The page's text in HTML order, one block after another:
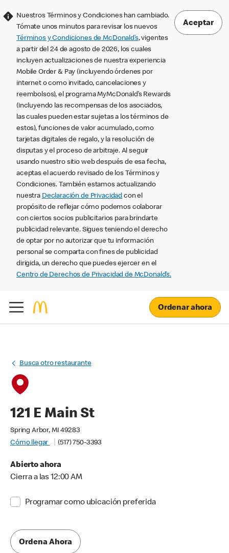
Nuestros Términos y Condiciones han cambiado.
Tómate unos minutos para revisar los nuevos
Términos y Condiciones de McDonald’s, vigentes
a partir del 24 de agosto de 2026, los cuales
incluyen actualizaciones de nuestra experiencia
Mobile Order & Pay (incluyendo órdenes por
internet o como invitado, cancelaciones y
reembolsos), el programa MyMcDonald’s Rewards
(incluyendo las recompensas de los asociados,
las cuales pueden estar sujetas a los términos de
estos), funciones de valor acumulado, como
tarjetas digitales de regalo, y la resolución de
disputas y el proceso de arbitraje. Al seguir
usando nuestro sitio web después de esa fecha,
aceptas el acuerdo revisado de los Términos y
Condiciones. También estamos actualizando
nuestra Declaración de Privacidad con el
propósito de reflejar cómo podemos colaborar
con ciertos socios publicitarios para brindarte
publicidad relevante. Sigues teniendo el derecho
de optar por no autorizar que tu información
personal se comparta con fines de publicidad
dirigida, un derecho que puedes ejercer en el
Centro de Derechos de Privacidad de McDonald’s.
Aceptar
Ordenar ahora
Busca otro restaurante
121 E Main St
Spring Arbor, MI 49283
Cómo llegar
(517) 750-3393
Abierto ahora
Cierra a las 12:00 AM
Programar como ubicación preferida
Ordena Ahora